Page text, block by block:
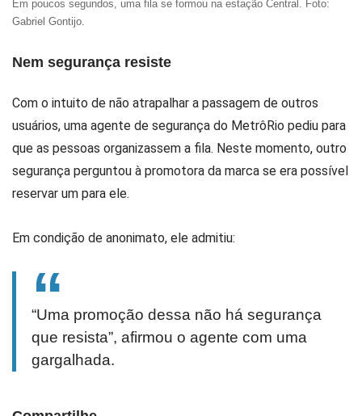
Em poucos segundos, uma fila se formou na estação Central. Foto:
Gabriel Gontijo.
Nem segurança resiste
Com o intuito de não atrapalhar a passagem de outros
usuários, uma agente de segurança do MetrôRio pediu para
que as pessoas organizassem a fila. Neste momento, outro
segurança perguntou à promotora da marca se era possível
reservar um para ele.
Em condição de anonimato, ele admitiu:
“Uma promoção dessa não há segurança
que resista”, afirmou o agente com uma
gargalhada.